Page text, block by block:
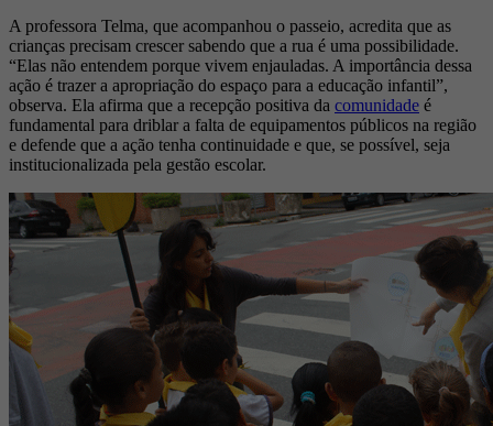
A professora Telma, que acompanhou o passeio, acredita que as
crianças precisam crescer sabendo que a rua é uma possibilidade.
“Elas não entendem porque vivem enjauladas. A importância dessa
ação é trazer a apropriação do espaço para a educação infantil”,
observa. Ela afirma que a recepção positiva da comunidade é
fundamental para driblar a falta de equipamentos públicos na região
e defende que a ação tenha continuidade e que, se possível, seja
institucionalizada pela gestão escolar.